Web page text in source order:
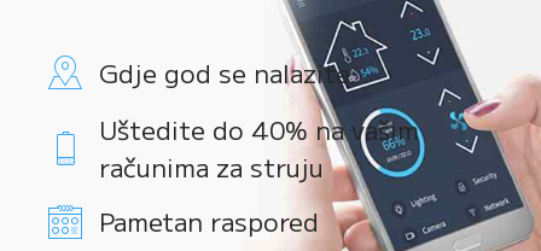
Gdje god se nalazite
Uštedite do 40% na vašim
računima za struju
Pametan raspored